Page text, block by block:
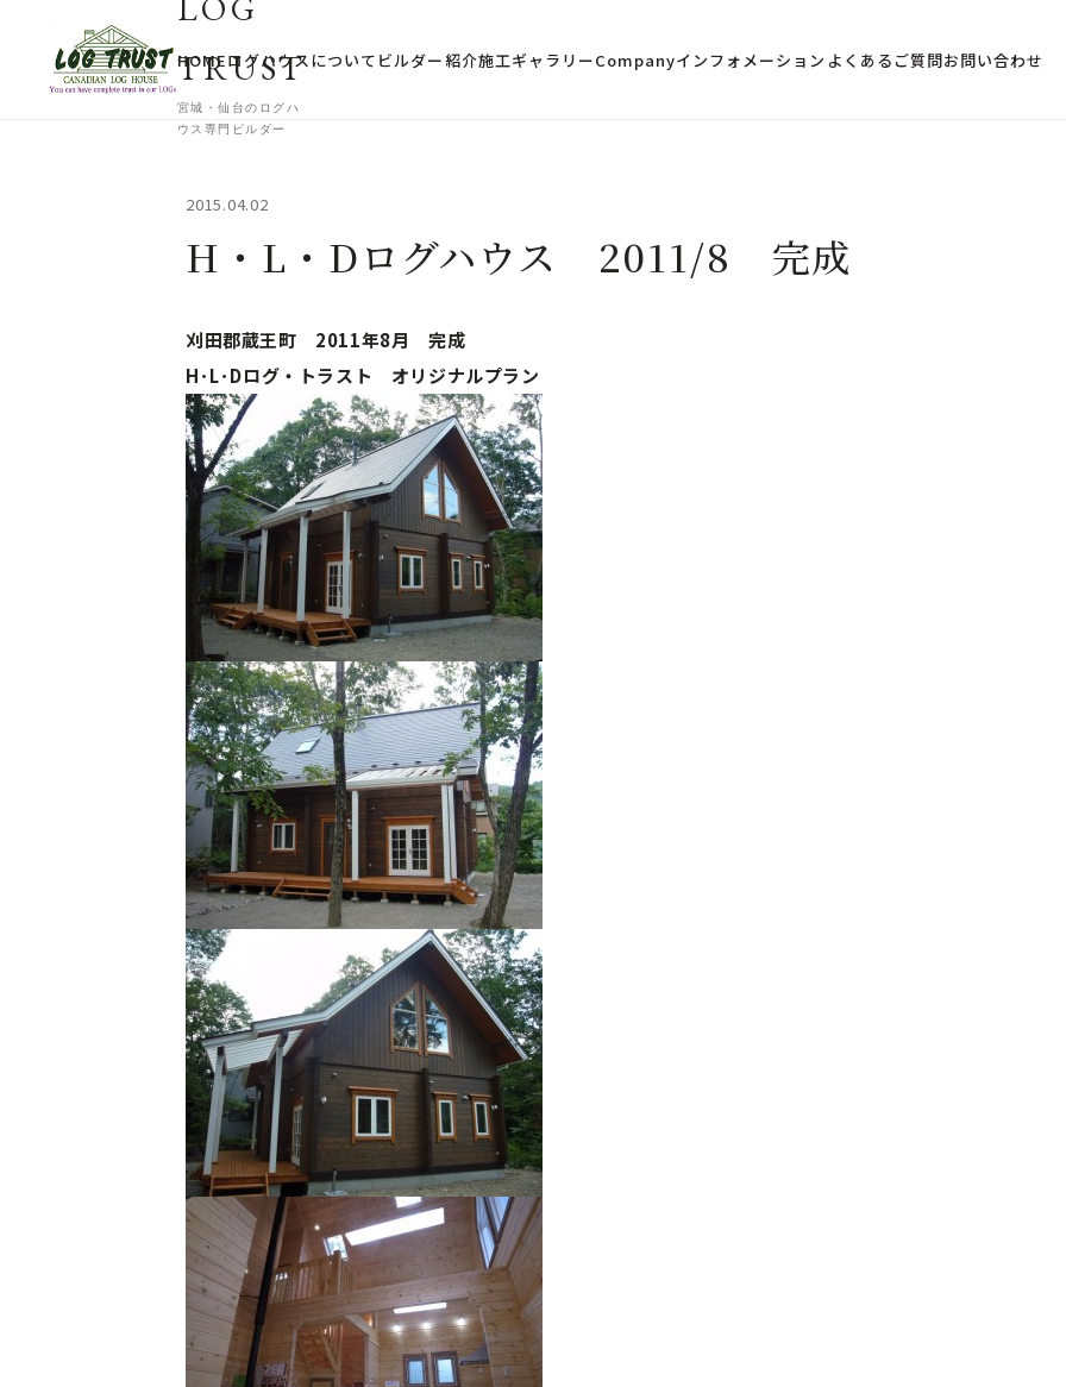
TRUST
宮城・仙台のログハ
ウス専門ビルダー
HOMEログハウスについて ビルダー紹介施工ギャラリーCompanyインフォメーション よくあるご質問お問い合わせ
2015.04.02
H・L・Dログハウス 2011/8 完成
刈田郡蔵王町 2011年8月 完成
H･L･Dログ・トラスト オリジナルプラン